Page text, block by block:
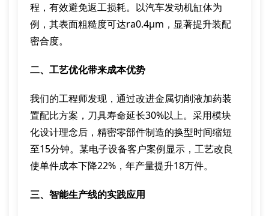
程，有效避免返工损耗。以汽车发动机缸体为
例，其表面粗糙度可达ra0.4μm，显著提升装配
密合度。
二、工艺优化带来成本优势
我们的工程师发现，通过改进金属切削液加药装
置配比方案，刀具寿命延长30%以上。采用模块
化设计理念后，精密零部件制造的换型时间缩短
至15分钟。某电子设备客户案例显示，工艺改良
使单件成本下降22%，年产量提升18万件。
三、智能生产线的实践应用